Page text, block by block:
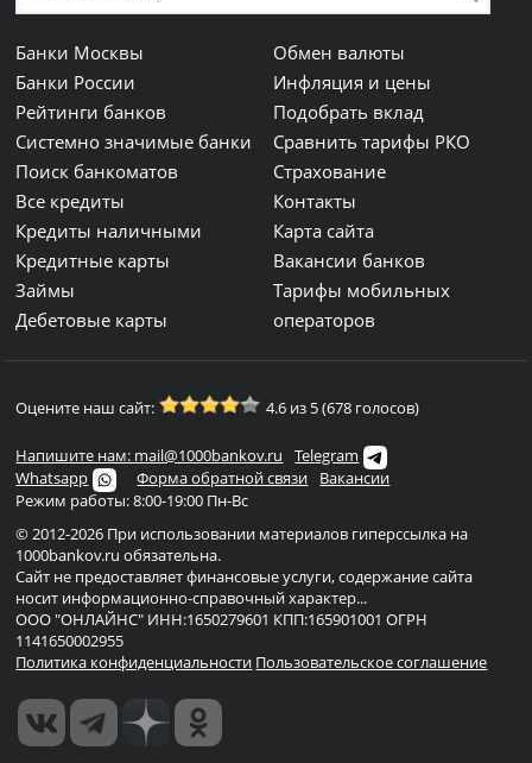
Банки Москвы
Банки России
Рейтинги банков
Системно значимые банки
Поиск банкоматов
Все кредиты
Кредиты наличными
Кредитные карты
Займы
Дебетовые карты
Обмен валюты
Инфляция и цены
Подобрать вклад
Сравнить тарифы РКО
Страхование
Контакты
Карта сайта
Вакансии банков
Тарифы мобильных
операторов
Оцените наш сайт: 4.6 из 5 (678 голосов)
Напишите нам: mail@1000bankov.ru
Telegram
Whatsapp
Форма обратной связи
Вакансии
Режим работы: 8:00-19:00 Пн-Вс
© 2012-2026 При использовании материалов гиперссылка на
1000bankov.ru обязательна.
Сайт не предоставляет финансовые услуги, содержание сайта
носит информационно-справочный характер...
ООО "ОНЛАЙНС" ИНН:1650279601 КПП:165901001 ОГРН
1141650002955
Политика конфиденциальности Пользовательское соглашение